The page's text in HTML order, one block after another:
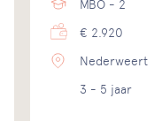
MBO - 2
€ 2.920
Nederweert
3 - 5 jaar